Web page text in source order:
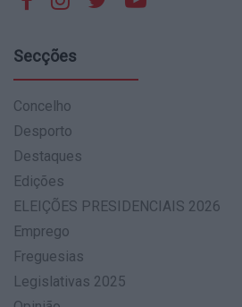
Secções
Concelho
Desporto
Destaques
Edições
ELEIÇÕES PRESIDENCIAIS 2026
Emprego
Freguesias
Legislativas 2025